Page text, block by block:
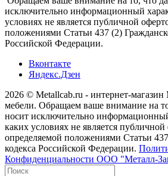
исключительно информационный
условиях не является публичной
положениями Статьи 437 (2)
Российской Федерации.
Вконтакте
Яндекс.Дзен
2026 © Metallcab.ru - интернет-магазин
мебели. Обращаем ваше внимание на
носит исключительно
каких условиях не является публичной
определяемой положениями Статьи
кодекса Российской Федерации.
Конфиденциальности ООО "Металл-